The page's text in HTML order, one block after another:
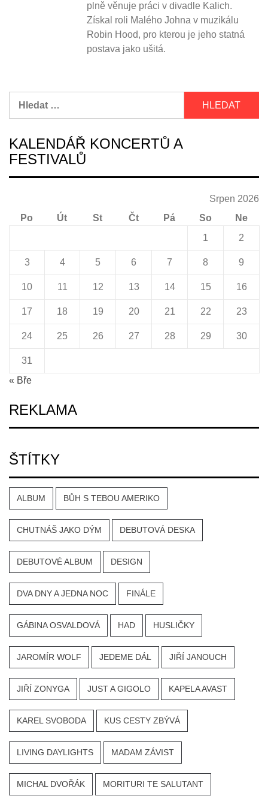
plně věnuje práci v divadle Kalich.
Získal roli Malého Johna v muzikálu
Robin Hood, pro kterou je jeho statná
postava jako ušitá.
KALENDÁŘ KONCERTŮ A
FESTIVALŮ
Srpen 2026
Po
Út St Čt Pá So
Ne
1
2
3 4 5 6 7 8 9
10 11 12 13 14 15 16
17 18 19 20 21 22 23
24 25 26 27 28 29 30
31
« Bře
REKLAMA
ŠTÍTKY
ALBUM BŮH S TEBOU AMERIKO
CHUTNÁŠ JAKO DÝM DEBUTOVÁ DESKA
DEBUTOVÉ ALBUM DESIGN
DVA DNY A JEDNA NOC FINÁLE
GÁBINA OSVALDOVÁ HAD HUSLIČKY
JAROMÍR WOLF JEDEME DÁL JIŘÍ JANOUCH
JIŘÍ ZONYGA JUST A GIGOLO KAPELA AVAST
KAREL SVOBODA KUS CESTY ZBÝVÁ
LIVING DAYLIGHTS MADAM ZÁVIST
MICHAL DVOŘÁK MORITURI TE SALUTANT